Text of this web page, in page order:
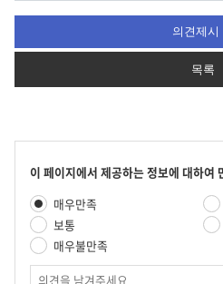
의견제시
목록
콘
츠
만
족
도
조
이 페이지에서 제공하는 정보에 대하여
만
족
도
평
가
매우만족
보통
매우불만족